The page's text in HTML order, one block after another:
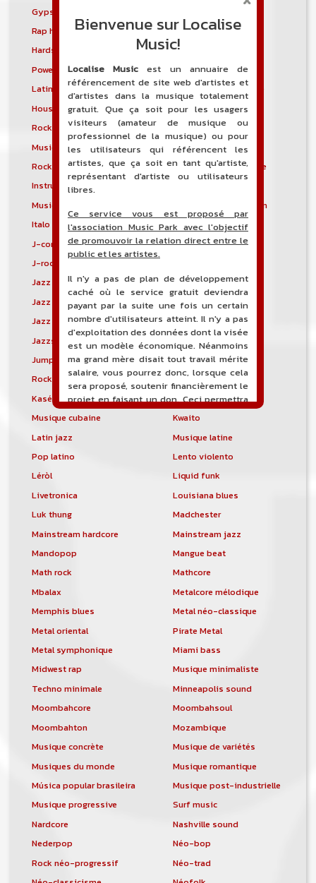
Gypsy punk
Rap hardcore
Industrial hardcore
Hardstep
Hardstyle
Power noise
Heavenly voices
Latin metal
Musique hindoustanie
House progressive
Tropical house
Rock indépendant
Indietronica
Musique industrielle
Metal industriel
Rock industriel
Musique instrumentale
Instrumental
Musique irlandaise
Rock progressif italien
Italo Disco
Italo house
J-core
J-pop
J-rock
Jazz blues
Jazz modal
Jazz Nouvelle-Orléans
Jazz punk
Jazz vocal
Jazz-funk
Jazzstep
Jersey club
Jump blues
Jump-up
Rock canadien
Kansas City blues
Kasékò
Kizomba
Musique cubaine
Kwaito
Latin jazz
Musique latine
Pop latino
Lento violento
Léròl
Liquid funk
Livetronica
Louisiana blues
Luk thung
Madchester
Mainstream hardcore
Mainstream jazz
Mandopop
Mangue beat
Math rock
Mathcore
Mbalax
Metalcore mélodique
Memphis blues
Metal néo-classique
Metal oriental
Pirate Metal
Metal symphonique
Miami bass
Midwest rap
Musique minimaliste
Techno minimale
Minneapolis sound
Moombahcore
Moombahsoul
Moombahton
Mozambique
Musique concrète
Musique de variétés
Musiques du monde
Musique romantique
Música popular brasileira
Musique post-industrielle
Musique progressive
Surf music
Nardcore
Nashville sound
Nederpop
Néo-bop
Rock néo-progressif
Néo-trad
Bienvenue sur Localise
Music!
Localise Music est un annuaire de
référencement de site web d'artistes et
d'artistes dans la musique totalement
gratuit. Que ça soit pour les usagers
visiteurs (amateur de musique ou
professionnel de la musique) ou pour
les utilisateurs qui référencent les
artistes, que ça soit en tant qu'artiste,
représentant d'artiste ou utilisateurs
libres.
Ce service vous est proposé par
l'association Music Park avec l'objectif
de promouvoir la relation direct entre le
public et les artistes.
Il n'y a pas de plan de développement
caché où le service gratuit deviendra
payant par la suite une fois un certain
nombre d'utilisateurs atteint. Il n'y a pas
d'exploitation des données dont la visée
est un modèle économique. Néanmoins
ma grand mère disait tout travail mérite
salaire, vous pourrez donc, lorsque cela
sera proposé, soutenir financièrement le
projet en faisant un don. Ceci permettra
de financer l'hébergement, le nom de
de développement du site, et peut-être
une campagne de communication. Il va
comptabilité sera totalement publique
visible directement sur le site.
Un nouveau service de petites annonces
pour musicien vous est proposé sur le
site. Ce service permet, lorsque vous
êtes musiciens ou un groupe, un
orchestre, DJ, etc... de chercher un/des